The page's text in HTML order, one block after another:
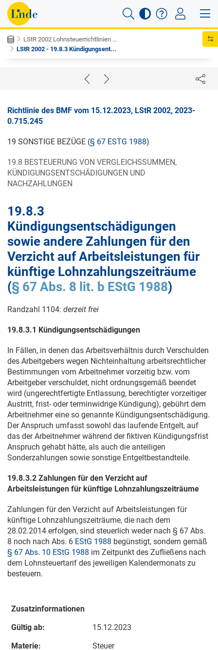
LStR 2002 Lohnsteuerrichtlinien ...
LStR 2002 - 19.8.3 Kündigungsent...
Richtlinie des BMF vom 15.12.2023, LStR 2002, 2023-
0.715.245
19 SONSTIGE BEZÜGE (§ 67 ESTG 1988)
19.8 BESTEUERUNG VON VERGLEICHSSUMMEN,
KÜNDIGUNGSENTSCHÄDIGUNGEN UND
NACHZAHLUNGEN
19.8.3
Kündigungsentschädigungen
sowie andere Zahlungen für den
Verzicht auf Arbeitsleistungen für
künftige Lohnzahlungszeiträume
(§ 67 Abs. 8 lit. b EStG 1988)
Randzahl 1104: derzeit frei
19.8.3.1 Kündigungsentschädigungen
In Fällen, in denen das Arbeitsverhältnis durch Verschulden
des Arbeitgebers wegen Nichteinhaltung arbeitsrechtlicher
Bestimmungen vom Arbeitnehmer vorzeitig bzw. vom
Arbeitgeber verschuldet, nicht ordnungsgemäß beendet
wird (ungerechtfertigte Entlassung, berechtigter vorzeitiger
Austritt, frist- oder terminwidrige Kündigung), gebührt dem
Arbeitnehmer eine so genannte Kündigungsentschädigung.
Der Anspruch umfasst sowohl das laufende Entgelt, auf
das der Arbeitnehmer während der fiktiven Kündigungsfrist
Anspruch gehabt hätte, als auch die anteiligen
Sonderzahlungen sowie sonstige Entgeltbestandteile.
19.8.3.2 Zahlungen für den Verzicht auf
Arbeitsleistungen für künftige Lohnzahlungszeiträume
Zahlungen für den Verzicht auf Arbeitsleistungen für
künftige Lohnzahlungszeiträume, die nach dem
28.02.2014 erfolgen, sind steuerlich weder nach § 67 Abs.
8 noch nach Abs. 6 EStG 1988 begünstigt, sondern gemäß
§ 67 Abs. 10 EStG 1988 im Zeitpunkt des Zufließens nach
dem Lohnsteuertarif des jeweiligen Kalendermonats zu
besteuern.
Zusatzinformationen
Gültig ab:
15.12.2023
Materie:
Steuer